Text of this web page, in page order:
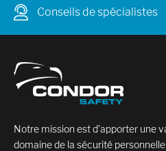
Conseils de spécialistes
Notre mission est d’apporter une
domaine de la sécurité